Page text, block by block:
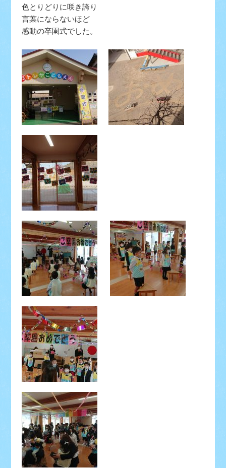
色とりどりに咲き誇り
言葉にならないほど
感動の卒園式でした。